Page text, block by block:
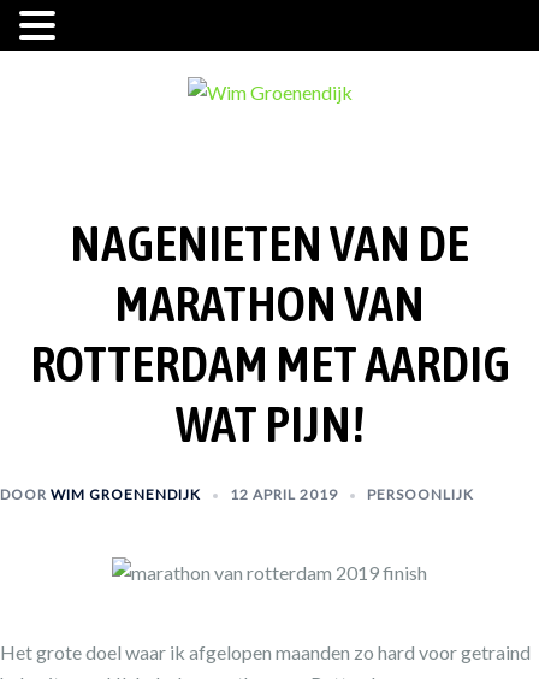
NAGENIETEN VAN DE
MARATHON VAN
ROTTERDAM MET AARDIG
WAT PIJN!
DOOR WIM GROENENDIJK 12 APRIL 2019 PERSOONLIJK
Het grote doel waar ik afgelopen maanden zo hard voor getraind